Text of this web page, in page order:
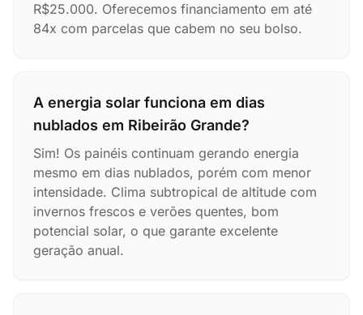
R$25.000. Oferecemos financiamento em até
84x com parcelas que cabem no seu bolso.
A energia solar funciona em dias
nublados em Ribeirão Grande?
Sim! Os painéis continuam gerando energia
mesmo em dias nublados, porém com menor
intensidade. Clima subtropical de altitude com
invernos frescos e verões quentes, bom
potencial solar, o que garante excelente
geração anual.